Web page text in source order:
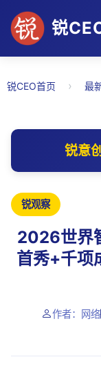
锐
锐CEO首页 › 最
锐意
锐观察
2026世界
首秀+千项
作者：网络